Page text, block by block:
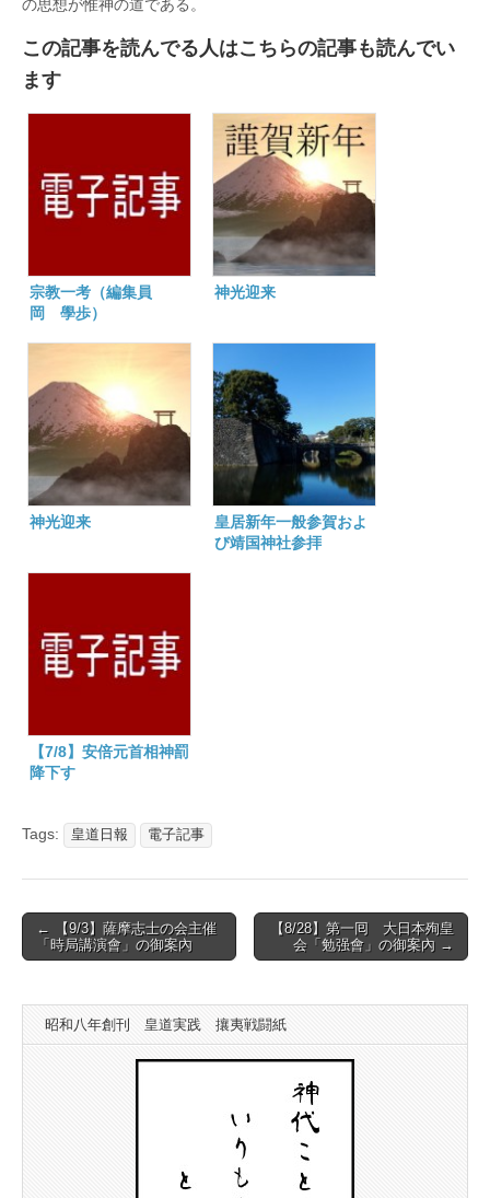
の思想が惟神の道である。
この記事を読んでる人はこちらの記事も読んでい
ます
宗教一考（編集員
岡 學歩）
神光迎来
神光迎来
皇居新年一般参賀およ
び靖国神社参拝
【7/8】安倍元首相神罰
降下す
Tags: 皇道日報 電子記事
Post
navigation
← 【9/3】薩摩志士の会主催
「時局講演會」の御案內
【8/28】第一囘 大日本殉皇
会「勉强會」の御案內 →
昭和八年創刊 皇道実践 攘夷戦闘紙